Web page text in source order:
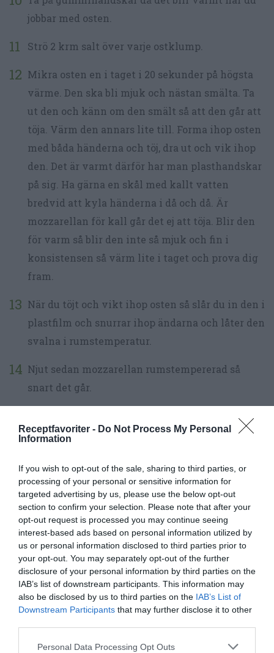
Receptfavoriter - Do Not Process My Personal
Information
If you wish to opt-out of the sale, sharing to third parties, or
processing of your personal or sensitive information for
targeted advertising by us, please use the below opt-out
section to confirm your selection. Please note that after your
opt-out request is processed you may continue seeing
interest-based ads based on personal information utilized by
us or personal information disclosed to third parties prior to
your opt-out. You may separately opt-out of the further
disclosure of your personal information by third parties on the
IAB’s list of downstream participants. This information may
also be disclosed by us to third parties on the IAB’s List of
Downstream Participants that may further disclose it to other
Personal Data Processing Opt Outs
jobbar med osten.
Strö 2 krm salt över varje ostklump.
Mikra osten en i taget i 20 sekunder på högsta
värme. Den ska bli mjuk och nästan smälta. Ta
ut den och känn om den smält så att den går att
töja. Värm den annars lite till. Forma ihop osten
med båda händerna och töj, dra ut och vik ihop
den. Det är varmt därför har man plasthandskar
på sig. Ha gärna en skål med kallt vatten
bredvid att kyla händerna i då och då. Är
mozzarellan för kall går det ej att töja. Blir den
för varm så blir den inte så mjuk och fin i
konsistensen så värm lite i taget och prova dig
fram.
När du töjt och vikt ihop osten så slår du in den i
plastfilm och snurrar ihop ändarna och låter den
svalna i rumstemperatur.
Njut sedan mozzarellan rumstempererad så
snart det går.
När mozzarellaostarna stelnat kan du ha den i
kylen ca 4 dagar. Man kan även lägga in och
att röra ut 3 msk salt i 1,2 liter vatten - då håller
den lite längre. Vidare kan man frysa in osten
och sedan tina den i kylen.